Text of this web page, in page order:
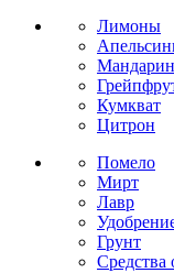
Лимоны
Кумкват
Цитрон
Помело
Мирт
Лавр
Грунт
Средства